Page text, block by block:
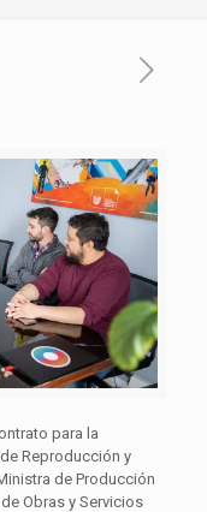
para la
Reproducción y
de Producción
Obras y Servicios